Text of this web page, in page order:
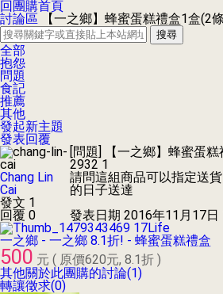
回團購首頁
討論區
【一之鄉】蜂蜜蛋糕禮盒1盒(2
搜尋
全部
抱怨
問題
食記
推薦
其他
發起新主題
發表回覆
Chang Lin
Cai
發文 1
回覆 0
[問題]
【一之鄉】蜂蜜蛋
2932 1
請問這組商品可以指定送
的日子送達
發表日期 2016年11月17日
17Life
一之鄉 - 一之鄉 8.1折! - 蜂蜜蛋糕禮盒
500 元 ( 原價620元, 8.1折 )
其他關於此團購的討論(1)
轉讓徵求(0)